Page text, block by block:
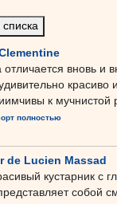
отличается вновь и
к мучнистой
полностью
de Lucien Massad
кустарник с
собой